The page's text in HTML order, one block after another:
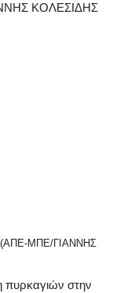
(ΑΠΕ-ΜΠΕ/ΓΙΑΝΝΗΣ
στην